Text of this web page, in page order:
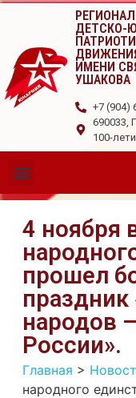
ДЕТСКО-
ИМЕНИ
УШАКОВА
+7 (904)
690033,
100-
4 ноября
прошел
народов
России».
Главная >
народного